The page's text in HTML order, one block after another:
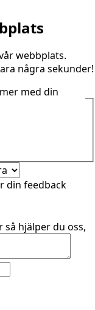
webbplats.
några sekunder!
med din
din feedback
hjälper du oss,